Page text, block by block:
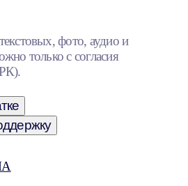
фото, аудио и
только с согласия